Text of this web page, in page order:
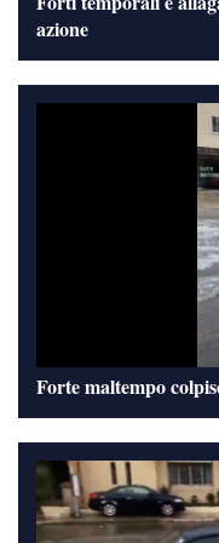
azione
Forte maltempo